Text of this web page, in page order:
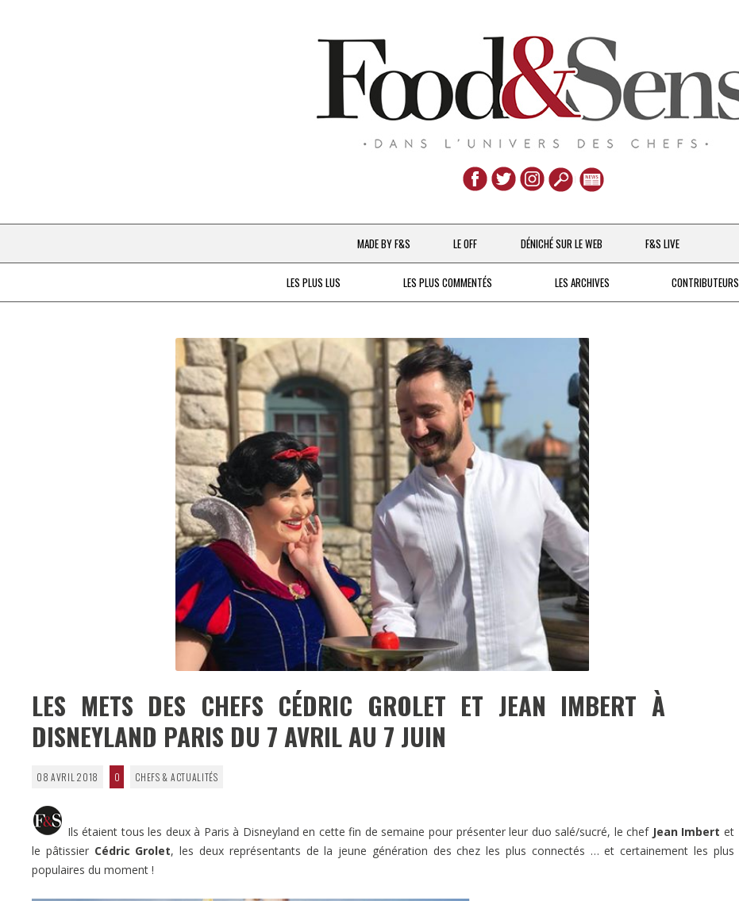
Aller
au
contenu
MADE BY F&S
CHEFS & ACTUALITÉS
À LA PETITE CUILLÈRE
DESTIN DE FEMME
V…DE VOYAGE
LE OFF DÉNICHÉ SUR LE WEB F&S LIVE
LES PLUS LUS LES PLUS COMMENTÉS LES ARCHIVES CONTRIBUTEURS
LES METS DES CHEFS CÉDRIC GROLET ET JEAN IMBERT À
DISNEYLAND PARIS DU 7 AVRIL AU 7 JUIN
08 AVRIL 2018 0 CHEFS & ACTUALITÉS
Ils étaient tous les deux à Paris à Disneyland en cette fin de semaine pour présenter leur duo salé/sucré, le chef Jean Imbert et
le pâtissier Cédric Grolet, les deux représentants de la jeune génération des chez les plus connectés … et certainement les plus
populaires du moment !